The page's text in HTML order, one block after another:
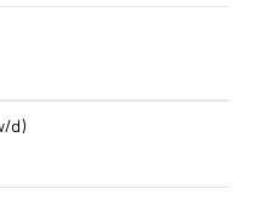
d)